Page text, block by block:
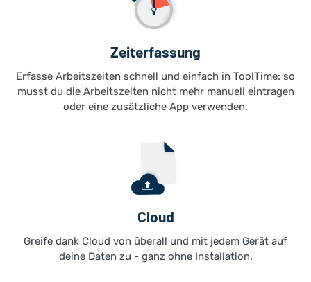
Zeiterfassung
Erfasse Arbeitszeiten schnell und einfach in ToolTime: so
musst du die Arbeitszeiten nicht mehr manuell eintragen
oder eine zusätzliche App verwenden.
Cloud
Greife dank Cloud von überall und mit jedem Gerät auf
deine Daten zu - ganz ohne Installation.